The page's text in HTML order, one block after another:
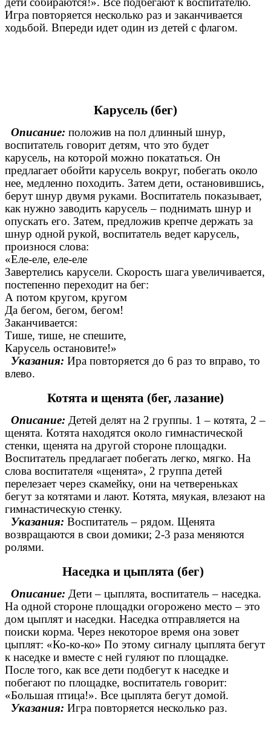
Игра повторяется несколько раз и заканчивается
ходьбой. Впереди идет один из детей с флагом.
Карусель (бег)
Описание: положив на пол длинный шнур,
воспитатель говорит детям, что это будет
карусель, на которой можно покататься. Он
предлагает обойти карусель вокруг, побегать около
нее, медленно походить. Затем дети, остановившись,
берут шнур двумя руками. Воспитатель показывает,
как нужно заводить карусель – поднимать шнур и
опускать его. Затем, предложив крепче держать за
шнур одной рукой, воспитатель ведет карусель,
произнося слова:
«Еле-еле, еле-еле
Завертелись карусели. Скорость шага увеличивается,
постепенно переходит на бег:
А потом кругом, кругом
Да бегом, бегом, бегом!
Заканчивается:
Тише, тише, не спешите,
Карусель остановите!»
Указания: Ира повторяется до 6 раз то вправо, то
влево.
Котята и щенята (бег, лазание)
Описание: Детей делят на 2 группы. 1 – котята, 2 –
щенята. Котята находятся около гимнастической
стенки, щенята на другой стороне площадки.
Воспитатель предлагает побегать легко, мягко. На
слова воспитателя «щенята», 2 группа детей
перелезает через скамейку, они на четвереньках
бегут за котятами и лают. Котята, мяукая, влезают на
гимнастическую стенку.
Указания: Воспитатель – рядом. Щенята
возвращаются в свои домики; 2-3 раза меняются
ролями.
Наседка и цыплята (бег)
Описание: Дети – цыплята, воспитатель – наседка.
На одной стороне площадки огорожено место – это
дом цыплят и наседки. Наседка отправляется на
поиски корма. Через некоторое время она зовет
цыплят: «Ко-ко-ко» По этому сигналу цыплята бегут
к наседке и вместе с ней гуляют по площадке.
После того, как все дети подбегут к наседке и
побегают по площадке, воспитатель говорит:
«Большая птица!». Все цыплята бегут домой.
Указания: Игра повторяется несколько раз.